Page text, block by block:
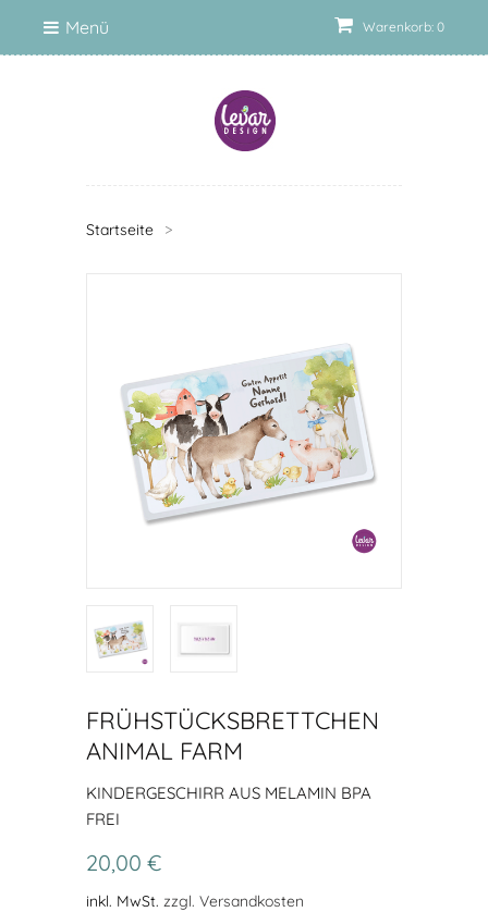
Warenkorb: 0
Menü
Startseite >
FRÜHSTÜCKSBRETTCHEN
ANIMAL FARM
KINDERGESCHIRR AUS MELAMIN BPA
FREI
20,00 €
inkl. MwSt. zzgl. Versandkosten